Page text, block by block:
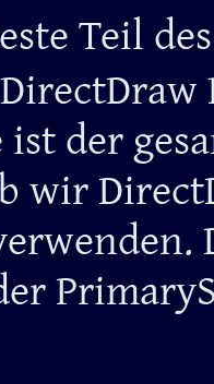
Teil
der
wir